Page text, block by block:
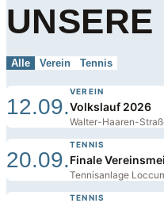
Alle Verein Tennis
12.09.
VEREIN
Volkslauf 2026
Walter-Haaren-
20.09.
TENNIS
Finale
Tennisanlage
TENNIS